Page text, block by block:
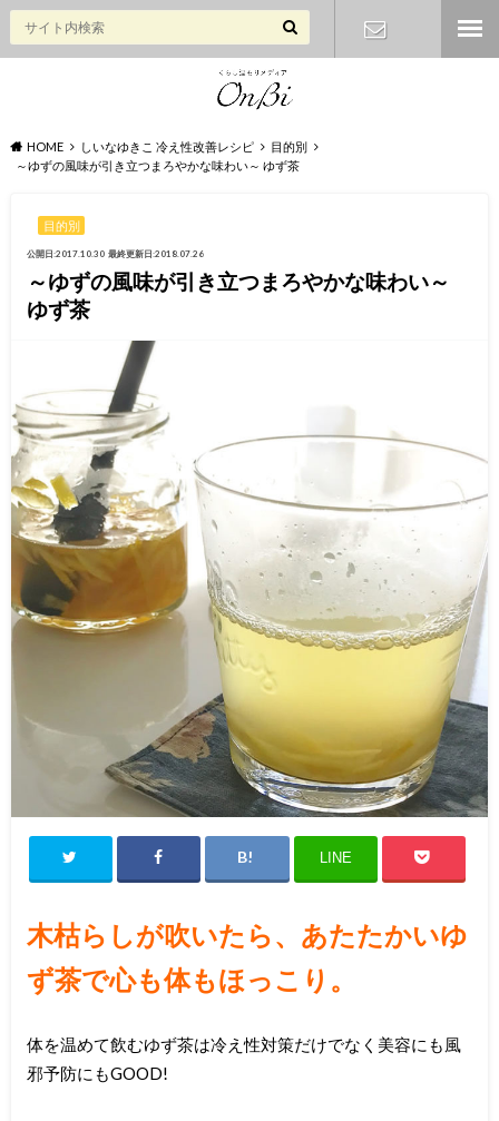
HOME しいなゆきこ 冷え性改善レシピ
目的別
～ゆずの風味が引き立つまろやかな味わい～ ゆず茶
目的別
公開日:2017.10.30 最終更新日:2018.07.26
～ゆずの風味が引き立つまろやかな味わい～
ゆず茶
LINE
木枯らしが吹いたら、あたたかいゆ
ず茶で心も体もほっこり。
体を温めて飲むゆず茶は冷え性対策だけでなく美容にも風
邪予防にもGOOD!